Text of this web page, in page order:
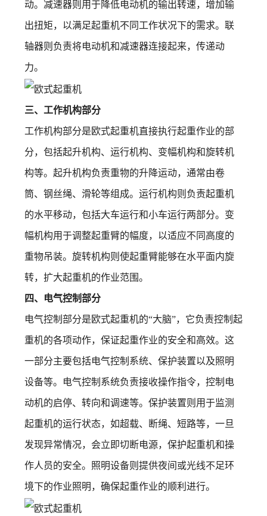
动。减速器则用于降低电动机的输出转速，增加输
出扭矩，以满足起重机不同工作状况下的需求。联
轴器则负责将电动机和减速器连接起来，传递动
力。
三、工作机构部分
工作机构部分是欧式起重机直接执行起重作业的部
分，包括起升机构、运行机构、变幅机构和旋转机
构等。起升机构负责重物的升降运动，通常由卷
筒、钢丝绳、滑轮等组成。运行机构则负责起重机
的水平移动，包括大车运行和小车运行两部分。变
幅机构用于调整起重臂的幅度，以适应不同高度的
重物吊装。旋转机构则使起重臂能够在水平面内旋
转，扩大起重机的作业范围。
四、电气控制部分
电气控制部分是欧式起重机的“大脑”，它负责控制起
重机的各项动作，保证起重作业的安全和高效。这
一部分主要包括电气控制系统、保护装置以及照明
设备等。电气控制系统负责接收操作指令，控制电
动机的启停、转向和调速等。保护装置则用于监测
起重机的运行状态，如超载、断绳、短路等，一旦
发现异常情况，会立即切断电源，保护起重机和操
作人员的安全。照明设备则提供夜间或光线不足环
境下的作业照明，确保起重作业的顺利进行。